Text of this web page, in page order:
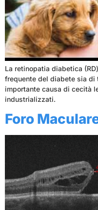
La retinopatia diabetica
frequente del diabete sia
importante causa di cecità
industrializzati.
Foro